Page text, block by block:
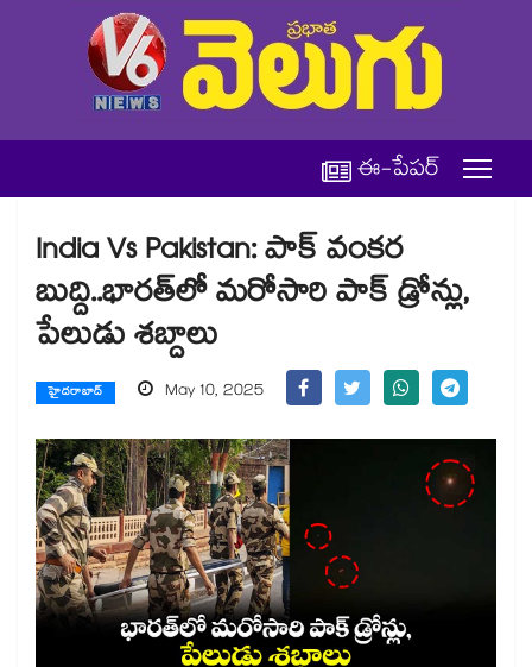
ఈ-పేపర్
India Vs Pakistan: పాక్ వంకర
బుద్ది..భారత్⁬లో మరోసారి పాక్ డ్రోన్లు,
పేలుడు శబ్దాలు
హైదరాబాద్ May 10, 2025